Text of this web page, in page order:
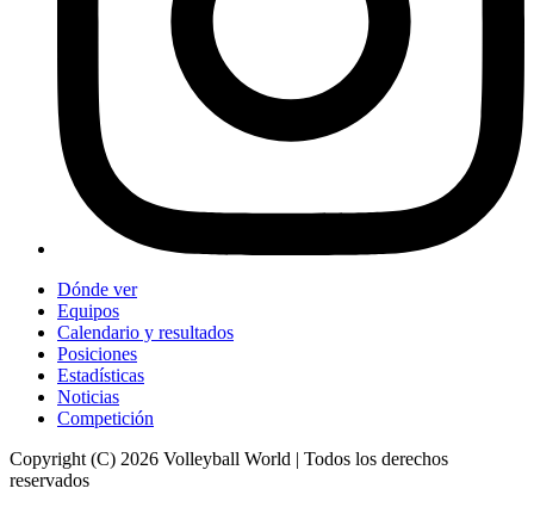
Dónde ver
Equipos
Calendario y resultados
Posiciones
Estadísticas
Noticias
Competición
Copyright (C) 2026 Volleyball World | Todos los derechos
reservados